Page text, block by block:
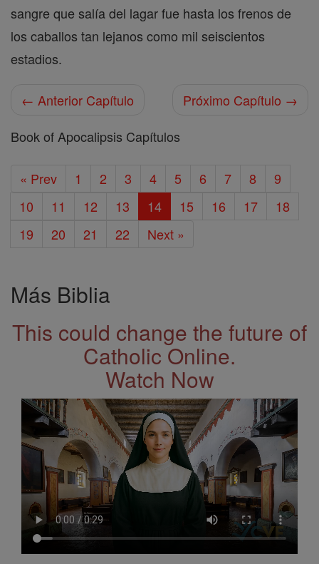
sangre que salía del lagar fue hasta los frenos de
los caballos tan lejanos como mil seiscientos
estadios.
← Anterior Capítulo
Próximo Capítulo →
Book of Apocalipsis Capítulos
« Prev 1 2 3 4 5 6 7 8
9
10
11 12 13 14 15 16 17
18
19
20 21 22 Next »
Más Biblia
This could change the future of
Catholic Online.
Watch Now